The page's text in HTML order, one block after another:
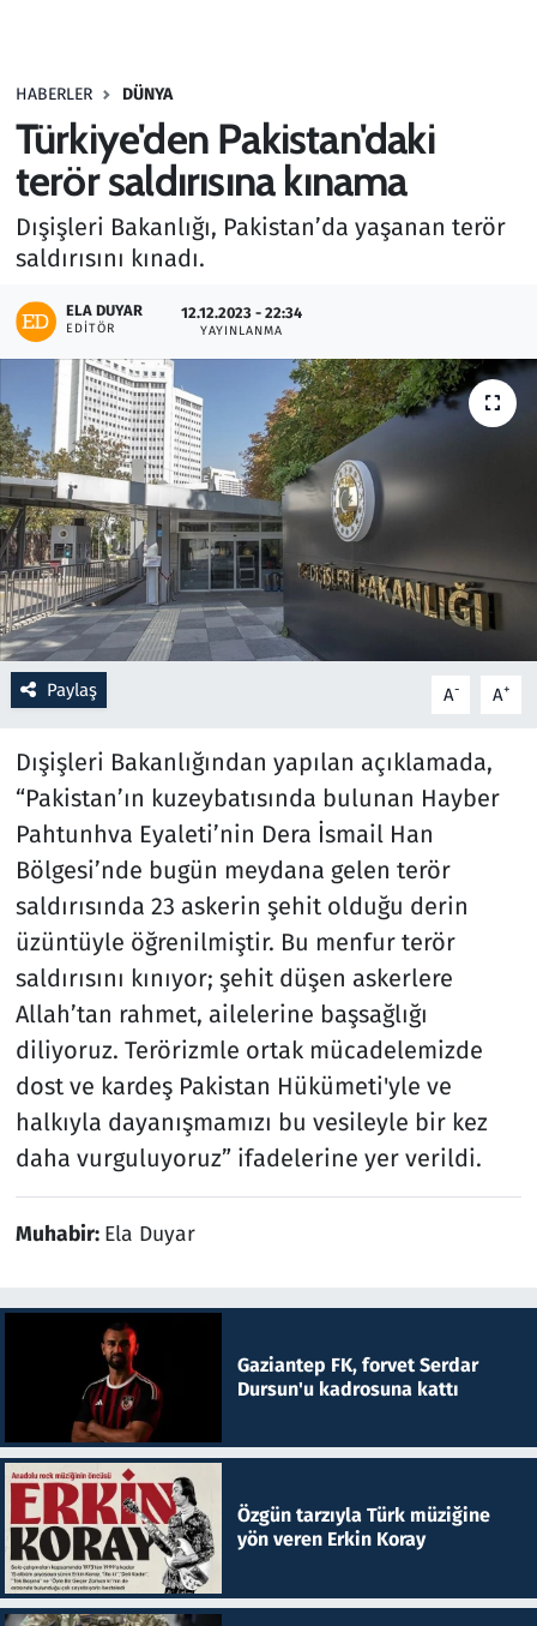
HABERLER DÜNYA
Türkiye'den Pakistan'daki
terör saldırısına kınama
Dışişleri Bakanlığı, Pakistan’da yaşanan terör
saldırısını kınadı.
ELA DUYAR
EDITÖR
12.12.2023 - 22:34
YAYINLANMA
Paylaş A- A+
Dışişleri Bakanlığından yapılan açıklamada,
“Pakistan’ın kuzeybatısında bulunan Hayber
Pahtunhva Eyaleti’nin Dera İsmail Han
Bölgesi’nde bugün meydana gelen terör
saldırısında 23 askerin şehit olduğu derin
üzüntüyle öğrenilmiştir. Bu menfur terör
saldırısını kınıyor; şehit düşen askerlere
Allah’tan rahmet, ailelerine başsağlığı
diliyoruz. Terörizmle ortak mücadelemizde
dost ve kardeş Pakistan Hükümeti'yle ve
halkıyla dayanışmamızı bu vesileyle bir kez
daha vurguluyoruz” ifadelerine yer verildi.
Muhabir: Ela Duyar
Gaziantep FK, forvet Serdar
Dursun'u kadrosuna kattı
Özgün tarzıyla Türk müziğine
yön veren Erkin Koray
Haber
Kültür Sanat
Kurumsal Haberler
Otomobil
Oyun
Ramazan
Resmi İlanlar
Rüya Tabirleri
Sağlık
Savunma Sanayi
Seçim 2023
Spor
Teknoloji ve Bilim
Televizyon